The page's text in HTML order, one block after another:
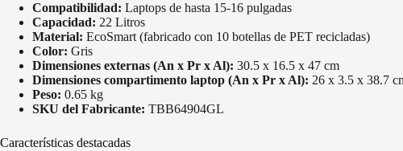
Compatibilidad: Laptops de hasta 15-16 pulgadas
Capacidad: 22 Litros
Material: EcoSmart (fabricado con 10 botellas de PET recicladas)
Color: Gris
Dimensiones externas (An x Pr x Al): 30.5 x 16.5 x 47 cm
Dimensiones compartimento laptop (An x Pr x Al): 26 x 3.5 x 38.7
Peso: 0.65 kg
SKU del Fabricante: TBB64904GL
Características destacadas